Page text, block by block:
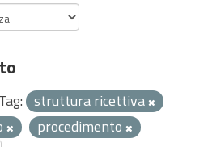
Tag: struttura ricettiva
procedimento